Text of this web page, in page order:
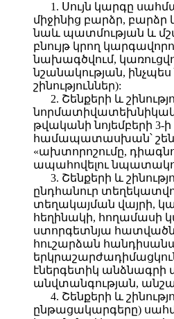
1. Սույն կարգը
միջինից բարձր, բարձր
նաև պատմության և
բնույթ կրող
նախագծվում,
նշանակության,
շինություններ):
2. Շենքերի և
թվականի նոյեմբերի
համապատասխան՝
«ախտորոշումը,
ապահովելու
3. Շենքերի և
ընդհանուր
տեղակայման վայրի,
հեղինակի, հողամասի
ստորգետնյա
հուշարձան
էներգետիկ
անվտանգության,
4. Շենքերի և
ընթացակարգերը)